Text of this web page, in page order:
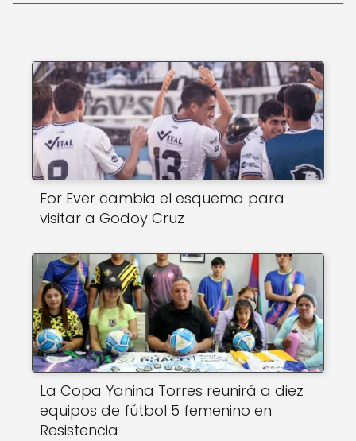
k
For Ever cambia el esquema para
visitar a Godoy Cruz
La Copa Yanina Torres reunirá a diez
equipos de fútbol 5 femenino en
Resistencia